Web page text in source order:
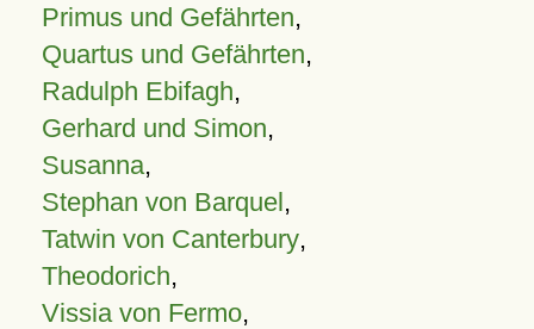
Primus und Gefährten,
Quartus und Gefährten,
Radulph Ebifagh,
Gerhard und Simon,
Susanna,
Stephan von Barquel,
Tatwin von Canterbury,
Theodorich,
Vissia von Fermo,